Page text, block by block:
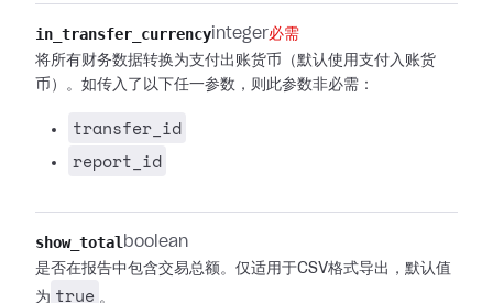
in_transfer_currency integer必需
将所有财务数据转换为支付出账货币（默认使用支付入账货
币）。如传入了以下任一参数，则此参数非必需：
transfer_id
report_id
show_total boolean
是否在报告中包含交易总额。仅适用于CSV格式导出，默认值
为 true 。